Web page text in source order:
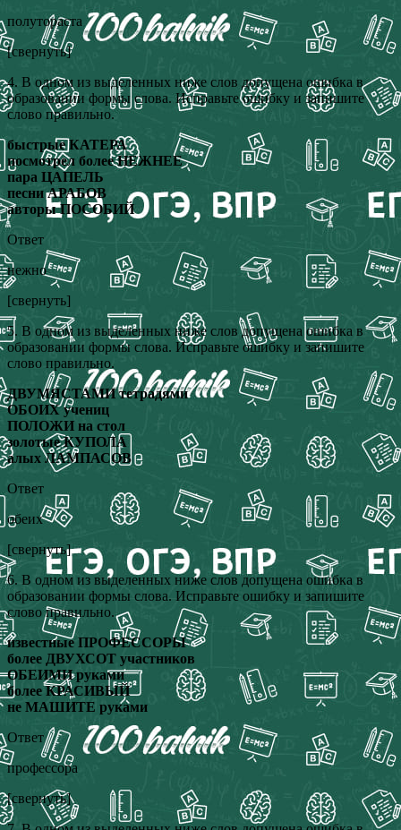
полутораста
[свернуть]
4. В одном из выделенных ниже слов допущена ошибка в
образовании формы слова. Исправьте ошибку и запишите
слово правильно.
быстрые КАТЕРА
посмотрел более НЕЖНЕЕ
пара ЦАПЕЛЬ
песни АРАБОВ
авторы ПОСОБИЙ
Ответ
нежно
[свернуть]
5. В одном из выделенных ниже слов допущена ошибка в
образовании формы слова. Исправьте ошибку и запишите
слово правильно.
ДВУМЯСТАМИ тетрадями
ОБОИХ учениц
ПОЛОЖИ на стол
золотые КУПОЛА
алых ЛАМПАСОВ
Ответ
обеих
[свернуть]
6. В одном из выделенных ниже слов допущена ошибка в
образовании формы слова. Исправьте ошибку и запишите
слово правильно.
известные ПРОФЕССОРЫ
более ДВУХСОТ участников
ОБЕИМИ руками
более КРАСИВЫЙ
не МАШИТЕ руками
Ответ
профессора
[свернуть]